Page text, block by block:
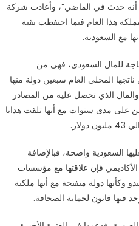
حدث في الماضي”، وأعادت شركة
دولار للمملكة هذا العام فيما احتفظت بقية
مع السعودية.
للمال السعودي، فهي من
ناتجها المحلي العام سبعين دولة منها
والمال الذي تحصل عليه من المصادر
قليل نسبيا لا يتجاوز 10 ملايين على مدى سنوات مع أنها تلقت هدايا
السعودية واضحة، فبالإضافة
فإن علاقتها مع مؤسسات
دولة منفتحة مع أنها ملكية
فيها قانون لحماية الصحافة.